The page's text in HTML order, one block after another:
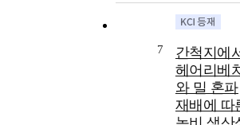
7
간척지에
헤어리베
와 밀 혼파
재배에 따